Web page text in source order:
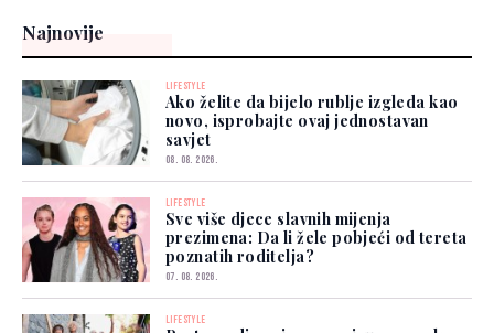
Najnovije
LIFESTYLE
Ako želite da bijelo rublje izgleda kao
novo, isprobajte ovaj jednostavan
savjet
08. 08. 2026.
LIFESTYLE
Sve više djece slavnih mijenja
prezimena: Da li žele pobjeći od tereta
poznatih roditelja?
07. 08. 2026.
LIFESTYLE